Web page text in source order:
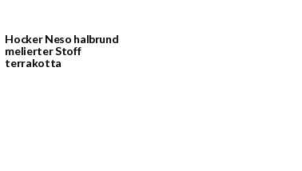
Hocker Neso halbrund
melierter Stoff
terrakotta